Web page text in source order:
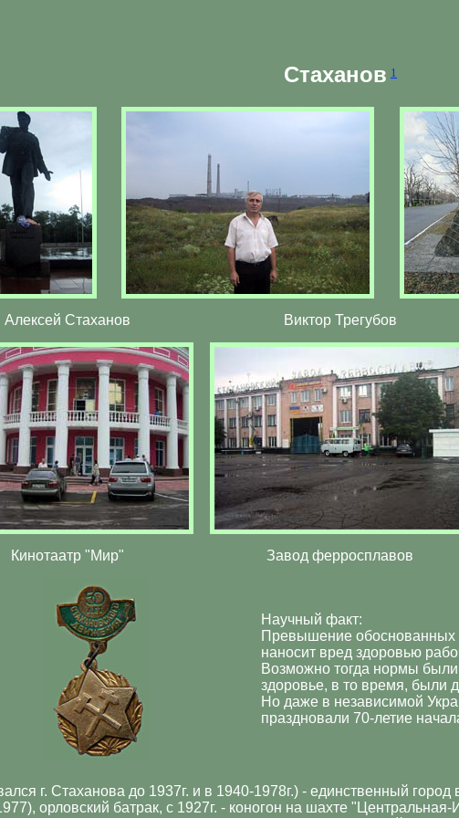
Стаханов 1
Алексей Стаханов Виктор Трегубов
Кинотаатр "Мир" Завод ферросплавов
Научный факт:
Превышение обоснованных
наносит вред здоровью
Возможно тогда нормы были
здоровье, в то время, были
Но даже в независимой
праздновали 70-летие
г. Стаханова до 1937г. и в 1940-1978г.) - единственный
орловский батрак, с 1927г. - коногон на шахте